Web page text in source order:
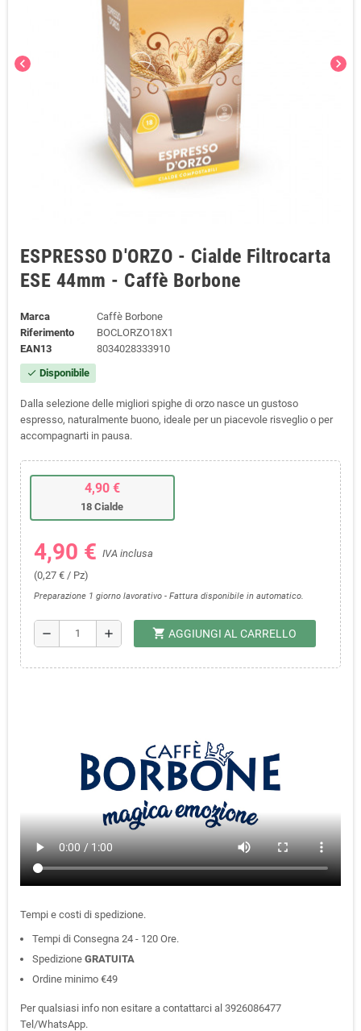
chevron_left chevron_right
ESPRESSO D'ORZO - Cialde Filtrocarta
ESE 44mm - Caffè Borbone
Marca
Caffè Borbone
Riferimento
BOCLORZO18X1
EAN13
8034028333910
check Disponibile
Dalla selezione delle migliori spighe di orzo nasce un gustoso
espresso, naturalmente buono, ideale per un piacevole risveglio o per
accompagnarti in pausa.
4,90 €
18 Cialde
4,90 € IVA inclusa
(0,27 € / Pz)
Preparazione 1 giorno lavorativo - Fattura disponibile in automatico.
remove add shopping_cart AGGIUNGI AL CARRELLO
Tempi e costi di spedizione.
Tempi di Consegna 24 - 120 Ore.
Spedizione GRATUITA
Ordine minimo €49
Per qualsiasi info non esitare a contattarci al 3926086477
Tel/WhatsApp.